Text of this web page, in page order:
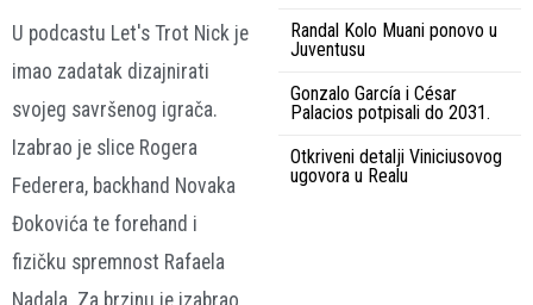
U podcastu Let's Trot Nick je
imao zadatak dizajnirati
svojeg savršenog igrača.
Izabrao je slice Rogera
Federera, backhand Novaka
Đokovića te forehand i
fizičku spremnost Rafaela
Nadala. Za brzinu je izabrao
Randal Kolo Muani ponovo u
Juventusu
Gonzalo García i César
Palacios potpisali do 2031.
Otkriveni detalji Viniciusovog
ugovora u Realu